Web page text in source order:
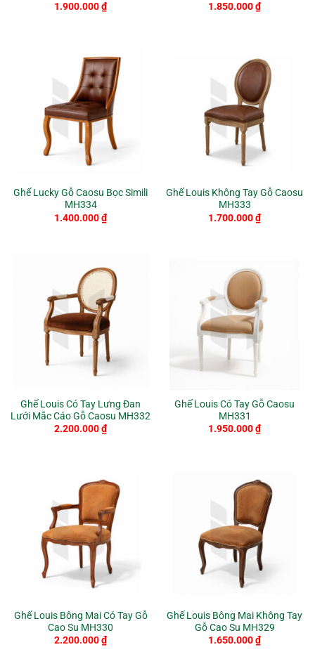
1.900.000₫
1.850.000₫
Ghế Lucky Gỗ Caosu Bọc Simili
MH334
1.400.000₫
Ghế Louis Không Tay Gỗ Caosu
MH333
1.700.000₫
Ghế Louis Có Tay Lưng Đan
Lưới Mắc Cáo Gỗ Caosu MH332
2.200.000₫
Ghế Louis Có Tay Gỗ Caosu
MH331
1.950.000₫
Ghế Louis Bông Mai Có Tay Gỗ
Cao Su MH330
2.200.000₫
Ghế Louis Bông Mai Không Tay
Gỗ Cao Su MH329
1.650.000₫